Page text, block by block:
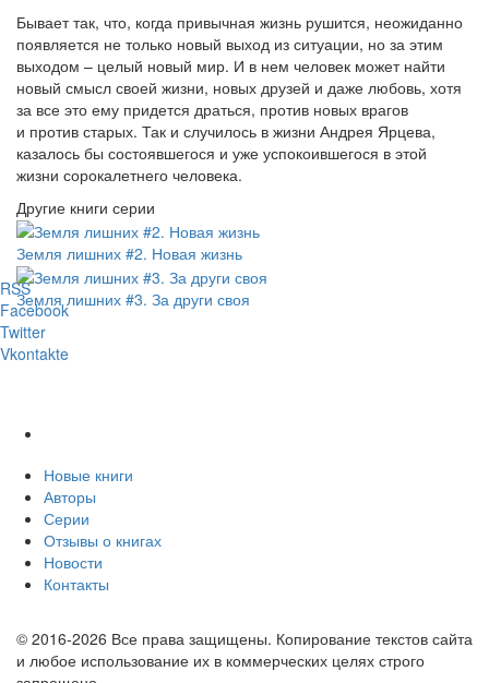
Бывает так, что, когда привычная жизнь рушится, неожиданно
появляется не только новый выход из ситуации, но за этим
выходом – целый новый мир. И в нем человек может найти
новый смысл своей жизни, новых друзей и даже любовь, хотя
за все это ему придется драться, против новых врагов
и против старых. Так и случилось в жизни Андрея Ярцева,
казалось бы состоявшегося и уже успокоившегося в этой
жизни сорокалетнего человека.
Другие книги серии
Земля лишних #2. Новая жизнь
Земля лишних #3. За други своя
RSS
Facebook
Twitter
Vkontakte
Новые книги
Авторы
Серии
Отзывы о книгах
Новости
Контакты
© 2016-2026 Все права защищены. Копирование текстов сайта
и любое использование их в коммерческих целях строго